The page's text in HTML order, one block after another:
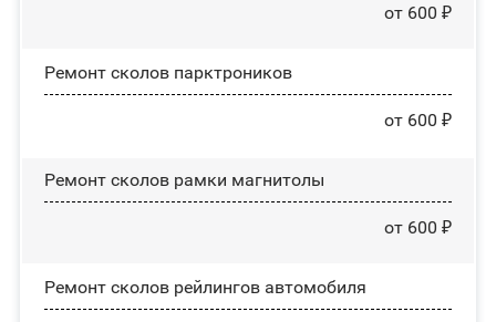
от 600 ₽
Ремонт сколов парктроников
от 600 ₽
Ремонт сколов рамки магнитолы
от 600 ₽
Ремонт сколов рейлингов автомобиля